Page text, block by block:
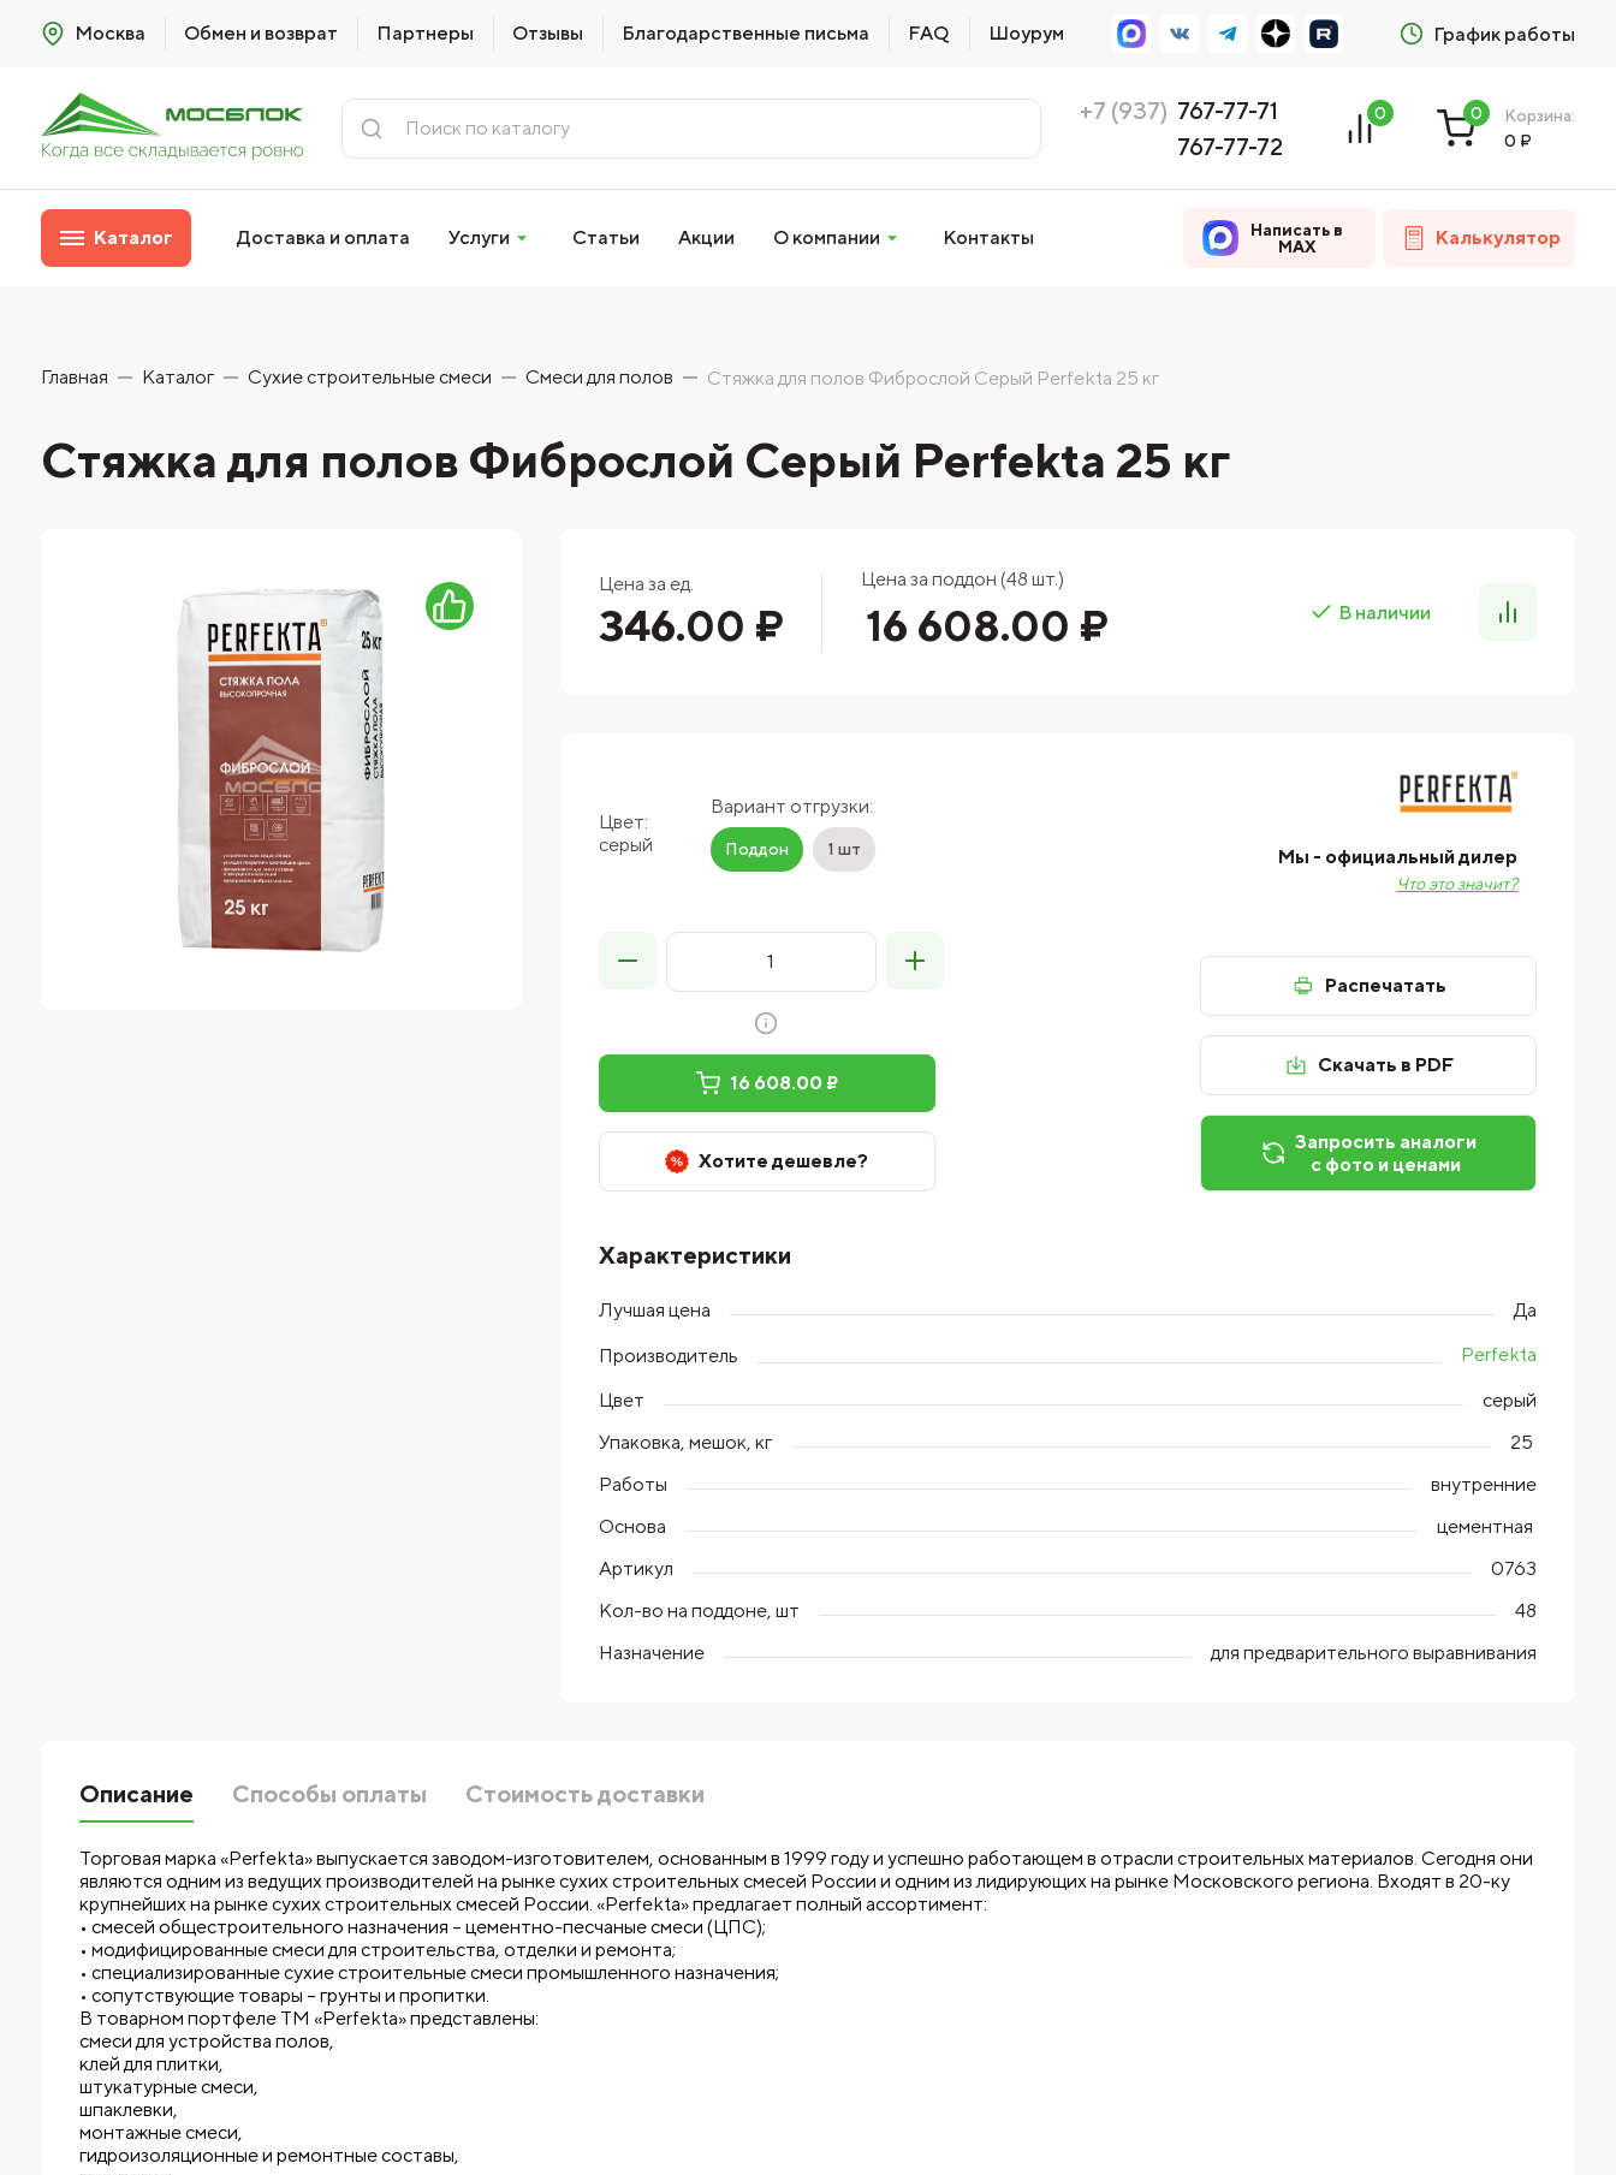
Москва Обмен и возврат Партнеры Отзывы Благодарственные письма FAQ Шоурум График работы
+7 (937) 767-77-71
767-77-72
0 0
Корзина:
0 ₽
Каталог Доставка и оплата Услуги Статьи Акции О компании Контакты
Написать в
MAX
Калькулятор
Главная Каталог Сухие строительные смеси Смеси для полов Стяжка для полов Фиброслой Серый Perfekta 25 кг
Стяжка для полов Фиброслой Серый Perfekta 25 кг
Цена за ед.
346.00 ₽
Цена за поддон (48 шт.)
16 608.00 ₽ В наличии
Цвет:
серый
Вариант отгрузки:
Поддон 1 шт Мы - официальный дилер
Что это значит?
16 608.00 ₽
Хотите дешевле?
Распечатать
Скачать в PDF
Запросить аналоги
с фото и ценами
Характеристики
Лучшая цена
Да
Производитель
Perfekta
Цвет
серый
Упаковка, мешок, кг
25
Работы
внутренние
Основа
цементная
Артикул
0763
Кол-во на поддоне, шт
48
Назначение
для предварительного выравнивания
Описание Способы оплаты Стоимость доставки
Торговая марка «Perfekta» выпускается заводом-изготовителем, основанным в 1999 году и успешно работающем в отрасли строительных материалов. Сегодня они
являются одним из ведущих производителей на рынке сухих строительных смесей России и одним из лидирующих на рынке Московского региона. Входят в 20-ку
крупнейших на рынке сухих строительных смесей России. «Perfekta» предлагает полный ассортимент:
• смесей общестроительного назначения – цементно-песчаные смеси (ЦПС);
• модифицированные смеси для строительства, отделки и ремонта;
• специализированные сухие строительные смеси промышленного назначения;
• сопутствующие товары – грунты и пропитки.
В товарном портфеле ТМ «Perfekta» представлены:
смеси для устройства полов,
клей для плитки,
штукатурные смеси,
шпаклевки,
монтажные смеси,
гидроизоляционные и ремонтные составы,